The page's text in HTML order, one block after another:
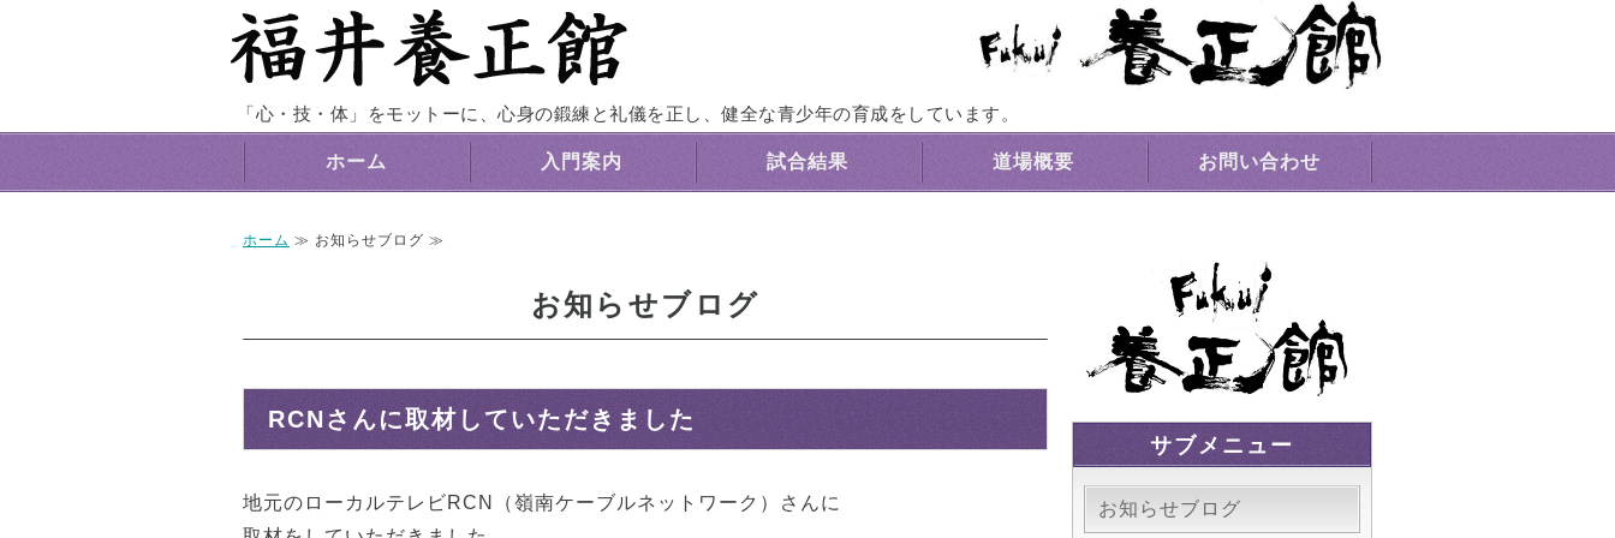
福井養正館｜心身の鍛練と礼儀を正す剣道道場｜敦賀市
「心・技・体」をモットーに、心身の鍛練と礼儀を正し、健全な青少年の育成をしています。
ホーム 入門案内 試合結果 道場概要 お問い合わせ
ホーム ≫ お知らせブログ ≫
お知らせブログ
RCNさんに取材していただきました
地元のローカルテレビRCN（嶺南ケーブルネットワーク）さんに
サブメニュー
お知らせブログ